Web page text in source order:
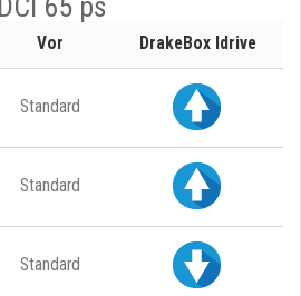
Vor DrakeBox Idrive
Standard
Standard
Standard